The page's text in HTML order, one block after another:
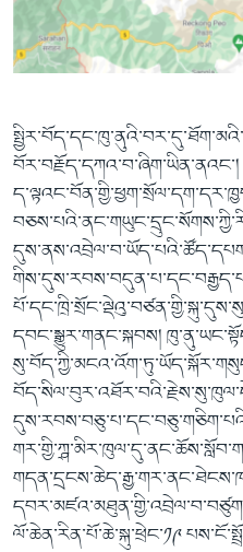
འཚོལ་
ཞིབ་
ལ་
དྲ་བརྙན་གསར་འགྱུར།
ཁ་བའི་མི་སྣ།
དཔེ་ཀློག
ཆབ་སྲིད་བཙོན་པ་ངོ་སྤྲོད།
བགྲོ་གླེང་མདུན་ལྕོག
བསྐྱར་ཞིབ།
དཔེ་ཀློག
ཕ་ཡུལ་གླེང་སྟེགས།
ཆོས་རིག་ལེ་ཚན།
གཞོན་སྐྱེས་དང་ཤེས་ཡོན།
འཕྲོད་བསྟེན་དང་དོན་ལྡན་གྱི་མི་ཚེ།
གངས་རིའི་བྲག་ཅ།
བུད་མེད།
སོ་ཡ་ལ། བོད་ཀྱི་གླུ་གཞས།
Learning English
རྗེས་འབྲངས།
སྐད་ཡིག
དབང་སྒྱུར་གནང་སྐབས།
ལོ་ཆེན་རིན་པོ་ཆེ་སྐུ་ཕྲེང་༡༩